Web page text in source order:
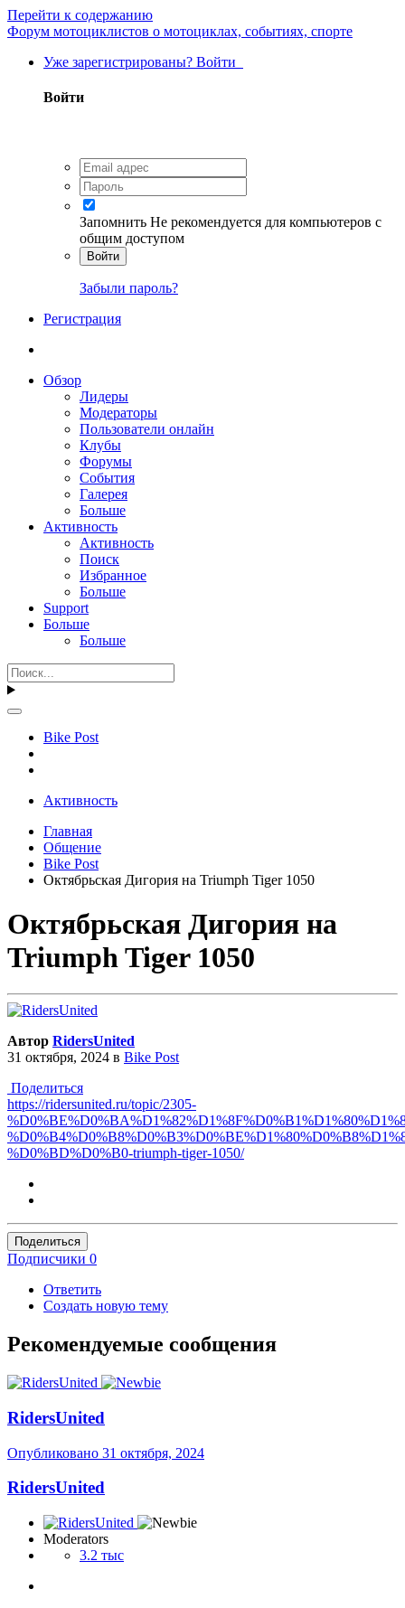
Перейти к содержанию
Форум мотоциклистов о мотоциклах, событиях, спорте
Уже зарегистрированы? Войти
Войти
Запомнить Не рекомендуется для компьютеров с
общим доступом
Войти
Забыли пароль?
Регистрация
Обзор
Лидеры
Модераторы
Пользователи онлайн
Клубы
Форумы
События
Галерея
Больше
Активность
Активность
Поиск
Избранное
Больше
Support
Больше
Больше
Bike Post
Активность
Главная
Общение
Bike Post
Октябрьская Дигория на Triumph Tiger 1050
Октябрьская Дигория на
Triumph Tiger 1050
Автор RidersUnited
31 октября, 2024 в Bike Post
Поделиться
https://ridersunited.ru/topic/2305-
%D0%BD%D0%B0-triumph-tiger-1050/
Поделиться
Подписчики 0
Ответить
Создать новую тему
Рекомендуемые сообщения
RidersUnited
Опубликовано 31 октября, 2024
RidersUnited
Moderators
3.2 тыс